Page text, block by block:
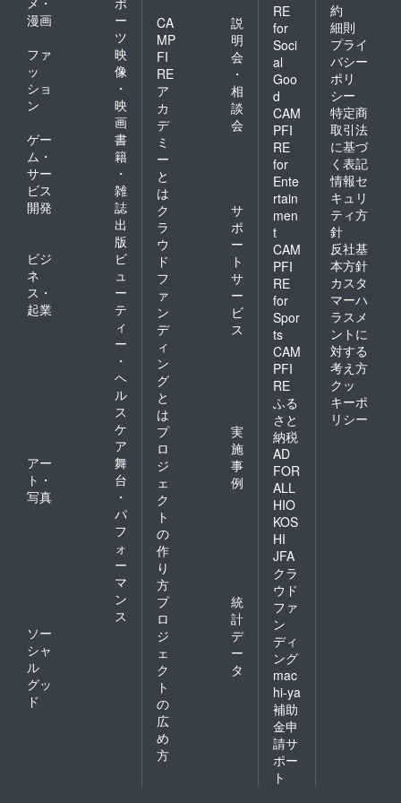
漫画
ー
ツ
ファ
ッ
ショ
ン
映
像
・
映
画
ゲー
ム・
サー
ビス
開発
書
籍
・
雑
誌
出
版
ビジ
ネ
ス・
起業
ビ
ュ
ー
テ
ィ
ー
・
ヘ
ル
ス
ケ
ア
アー
ト・
写真
舞
台
・
パ
フ
ォ
ー
マ
ン
ス
ソー
シャ
ル
グッ
ド
CA
MP
FI
RE
ア
カ
デ
ミ
ー
と
は
説
明
会
・
相
談
会
ク
ラ
ウ
ド
フ
ァ
ン
デ
ィ
ン
グ
と
は
サ
ポ
ー
ト
サ
ー
ビ
ス
プ
ロ
ジ
ェ
ク
ト
の
作
り
方
実
施
事
例
プ
ロ
ジ
ェ
ク
ト
の
広
め
方
統
計
デ
ー
タ
RE
for
Soci
al
Goo
d
CAM
PFI
RE
for
Ente
rtain
men
t
CAM
PFI
RE
for
Spor
ts
CAM
PFI
RE
ふる
さと
納税
AD
FOR
ALL
HIO
KOS
HI
JFA
クラ
ウド
ファ
ン
ディ
ング
mac
hi-ya
補助
金申
請サ
ポー
ト
約
細則
プライ
バシー
ポリ
シー
特定商
取引法
に基づ
く表記
情報セ
キュリ
ティ方
針
反社基
本方針
カスタ
マーハ
ラスメ
ントに
対する
考え方
クッ
キーポ
リシー